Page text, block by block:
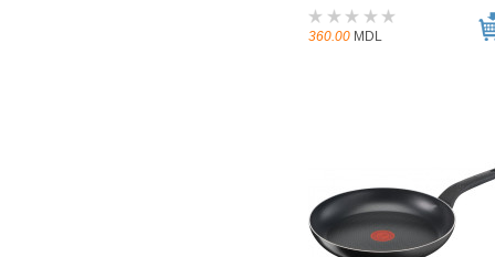
360.00 MDL